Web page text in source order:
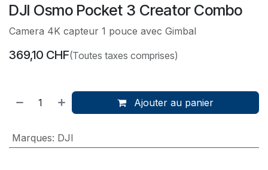
DJI Osmo Pocket 3 Creator Combo
Camera 4K capteur 1 pouce avec Gimbal
369,10 CHF(Toutes taxes comprises)
Ajouter au panier
Marques: DJI